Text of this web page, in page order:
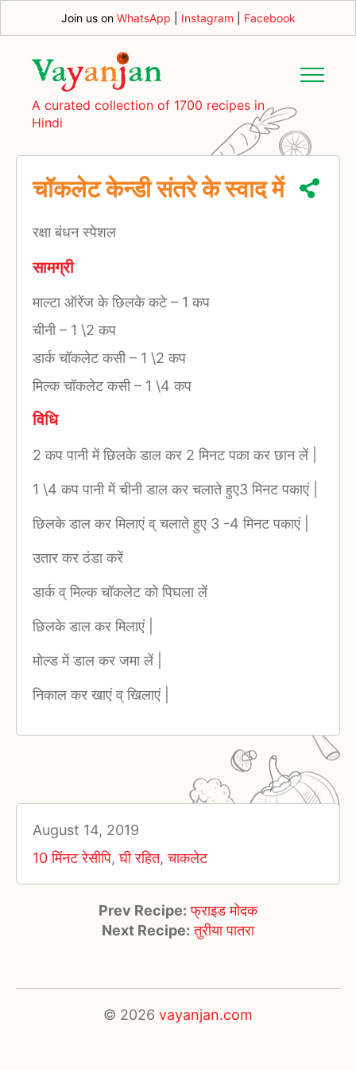
Join us on WhatsApp Instagram Facebook
A curated collection of 1700 recipes in
Hindi
चॉकलेट केन्डी संतरे के स्वाद में
रक्षा बंधन स्पेशल
सामग्री
माल्टा ऑरेंज के छिलके कटे– 1 कप
चीनी– 1 \2 कप
डार्क चॉकलेट कसी– 1 \2 कप
मिल्क चॉकलेट कसी– 1 \4 कप
विधि
2 कप पानी में छिलके डाल कर 2 मिनट पका कर छान लें |
1 \4 कप पानी में चीनी डाल कर चलाते हुए3 मिनट पकाएं |
छिलके डाल कर मिलाएं व् चलाते हुए 3 -4 मिनट पकाएं |
उतार कर ठंडा करें
डार्क व् मिल्क चॉकलेट को पिघला लें
छिलके डाल कर मिलाएं |
मोल्ड में डाल कर जमा लें |
निकाल कर खाएं व् खिलाएं |
August 14, 2019
10 मिंनट रेसीपि,घी रहित,चाकलेट
Prev Recipe: फ्राइड मोदक
Next Recipe: तुरीया पातरा
© 2026 vayanjan.com